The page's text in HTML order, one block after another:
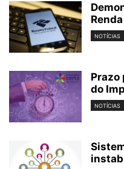
NOTÍCIAS
Prazo
do
NOTÍCIAS